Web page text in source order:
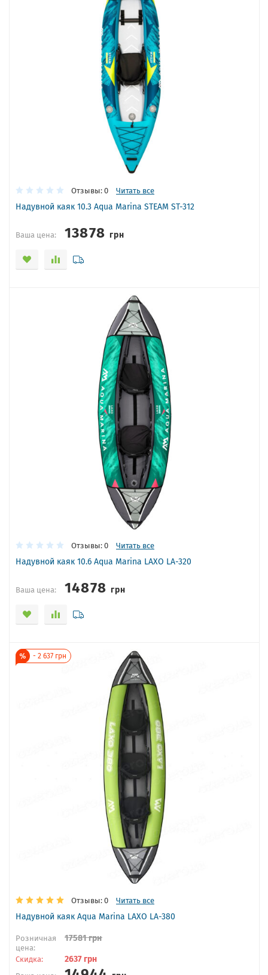
Отзывы: 0 Читать все
Надувной каяк 10.3 Aqua Marina STEAM ST-312
Ваша цена: 13878грн
Отзывы: 0 Читать все
Надувной каяк 10.6 Aqua Marina LAXO LA-320
Ваша цена: 14878грн
-2 637 грн
Отзывы: 0 Читать все
Надувной каяк Aqua Marina LAXO LA-380
Розничная
цена:
17581грн
Скидка: 2637грн